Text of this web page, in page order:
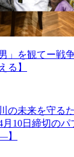
」を観てー戦
る】
の未来を守る
10日締切のパ
】